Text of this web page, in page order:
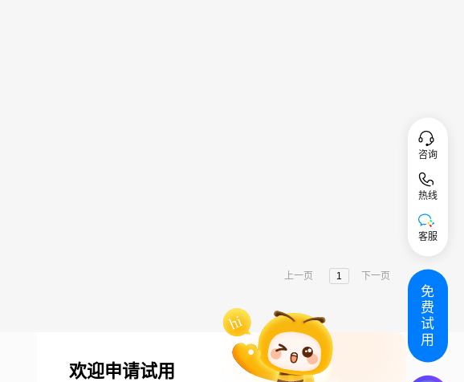
上一页 1 下一页
欢迎申请试用
咨询
热线
客服
免
费
试
用